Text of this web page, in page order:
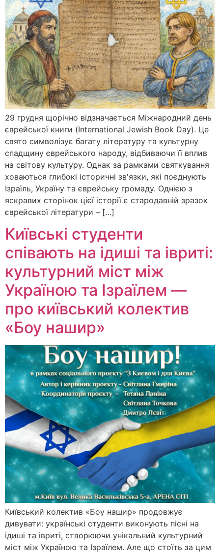
29 грудня щорічно відзначається Міжнародний день
єврейської книги (International Jewish Book Day). Це
свято символізує багату літературу та культурну
спадщину єврейського народу, відбиваючи її вплив
на світову культуру. Однак за рамками святкування
ховаються глибокі історичні зв'язки, які поєднують
Ізраїль, Україну та єврейську громаду. Однією з
яскравих сторінок цієї історії є стародавній зразок
єврейської літератури – […]
Київські студенти
співають на ідиші та івриті:
культурний міст між
Україною та Ізраїлем —
про київський колектив
«Боу нашир»
Київський колектив «Боу нашир» продовжує
дивувати: українські студенти виконують пісні на
ідиші та івриті, створюючи унікальний культурний
міст між Україною та Ізраїлем. Але що стоїть за цим